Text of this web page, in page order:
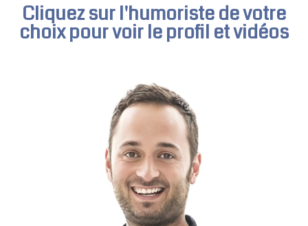
Cliquez sur l'humoristede votre
choix pour voir le profil et vidéos